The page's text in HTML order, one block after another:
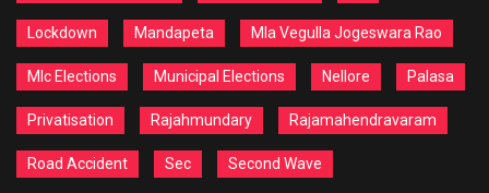
Lockdown Mandapeta Mla Vegulla Jogeswara Rao
Mlc Elections Municipal Elections Nellore Palasa
Privatisation Rajahmundary Rajamahendravaram
Road Accident Sec Second Wave